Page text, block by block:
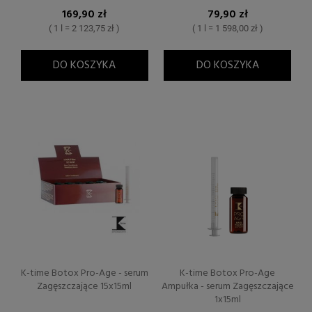
169,90 zł
( 1 l = 2 123,75 zł )
DO KOSZYKA
79,90 zł
( 1 l = 1 598,00 zł )
DO KOSZYKA
K-time Botox Pro-Age - serum
Zagęszczające 15x15ml
K-time Botox Pro-Age
Ampułka - serum Zagęszczające
1x15ml